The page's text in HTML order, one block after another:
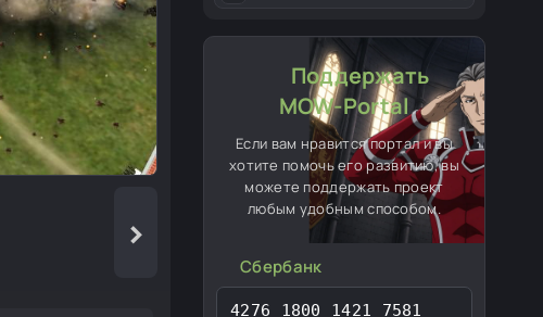
›
Поддержать
MOW-Portal
Если вам нравится портал и вы
хотите помочь его развитию, вы
можете поддержать проект
любым удобным способом.
Сбербанк
4276 1800 1421 7581